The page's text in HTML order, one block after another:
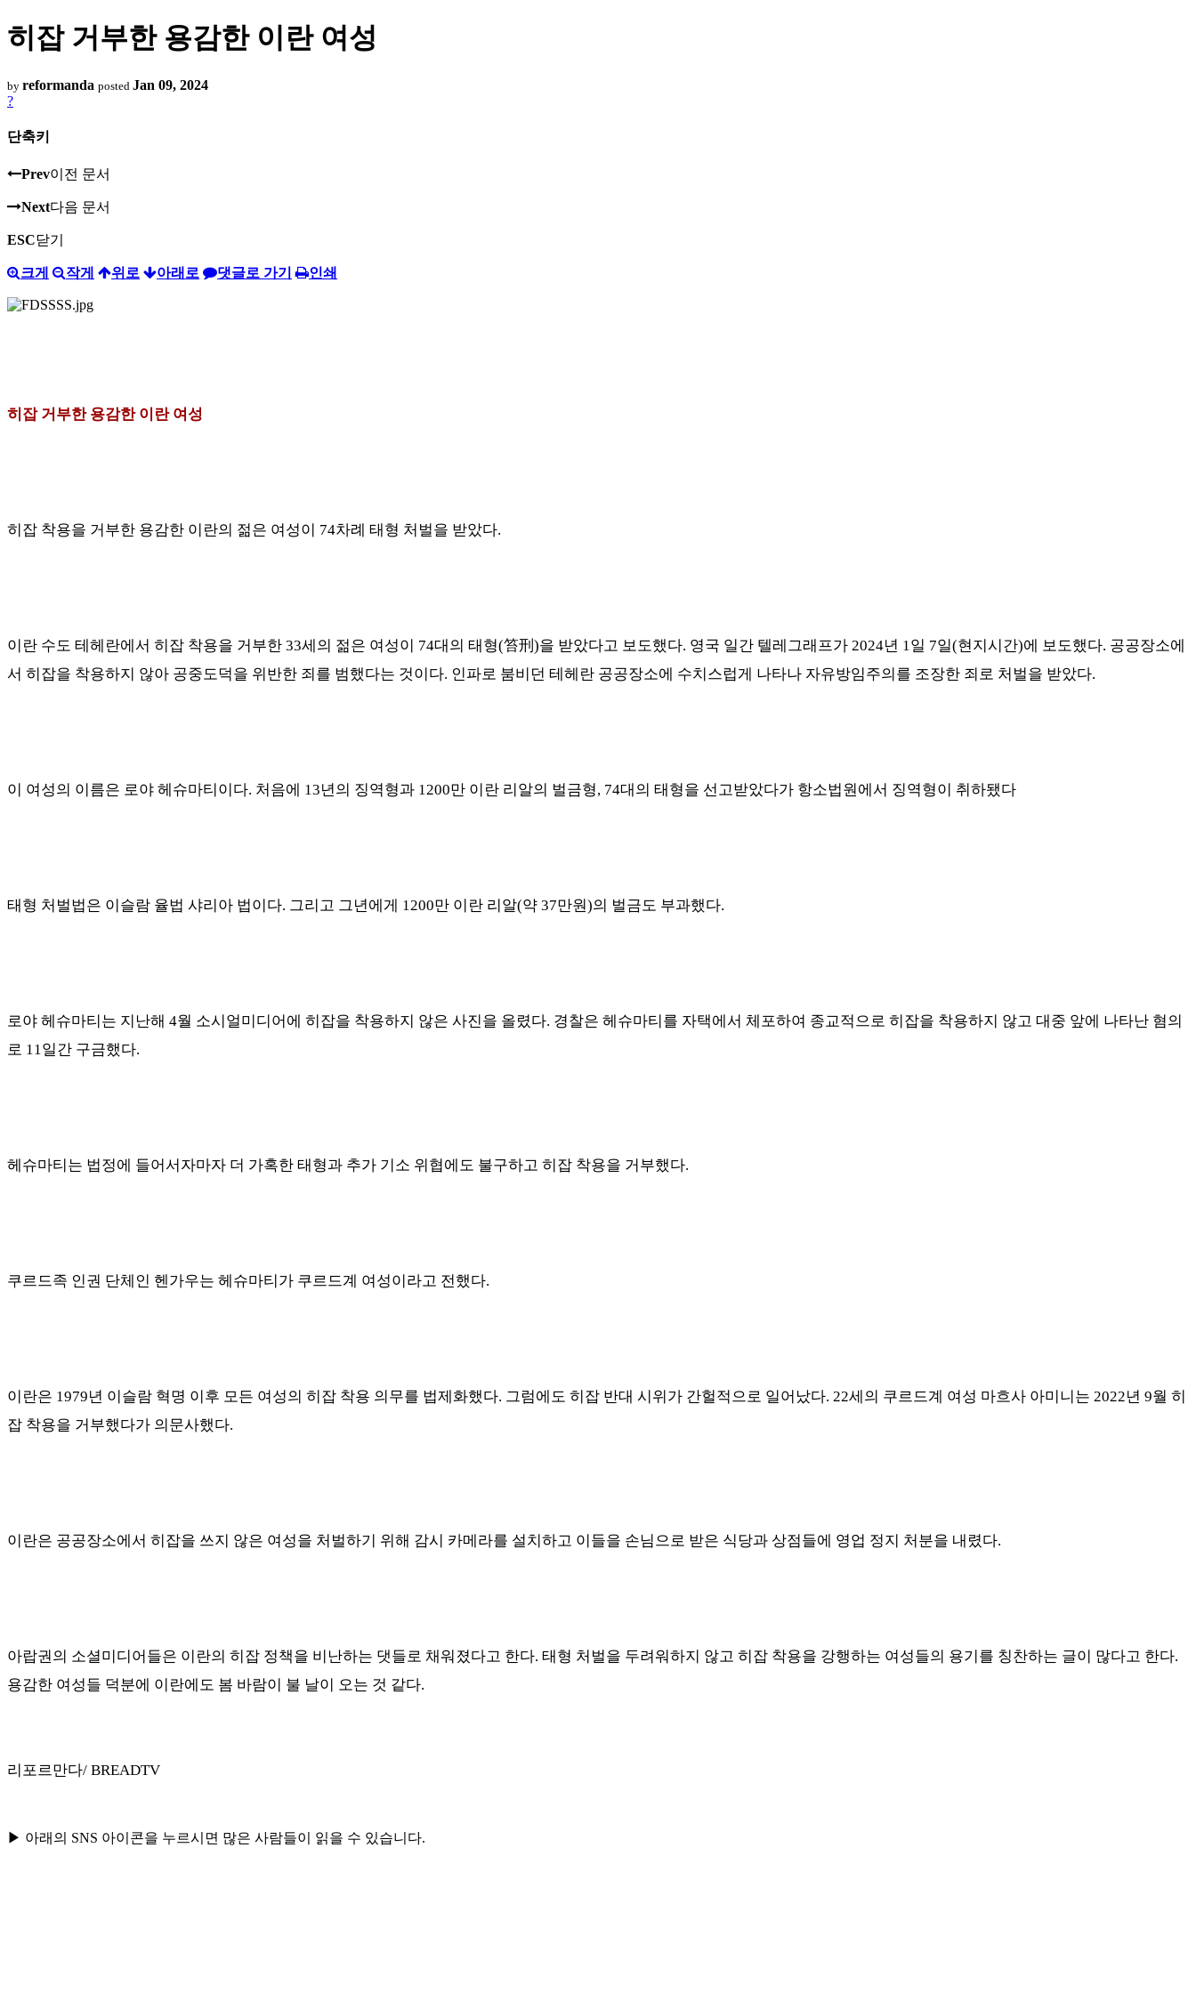
히잡 거부한 용감한 이란 여성
by reformanda posted Jan 09, 2024
?
단축키
Prev이전 문서
Next다음 문서
ESC닫기
크게 작게 위로 아래로 댓글로 가기 인쇄
히잡 거부한 용감한 이란 여성
히잡 착용을 거부한 용감한 이란의 젊은 여성이 74차례 태형 처벌을 받았다.
이란 수도 테헤란에서 히잡 착용을 거부한 33세의 젊은 여성이 74대의 태형(笞刑 )을 받았다고 보도했다. 영국 일간 텔레그래프가 2024년 1일 7일(현지시간)에 보도했다. 공공장소에
서 히잡을 착용하지 않아 공중도덕을 위반한 죄를 범했다는 것이다. 인파로 붐비던 테헤란 공공장소에 수치스럽게 나타나 자유방임주의를 조장한 죄로 처벌을 받았다.
이 여성의 이름은 로야 헤슈마티이다. 처음에 13년의 징역형과 1200만 이란 리알의 벌금형, 74대의 태형을 선고받았다가 항소법원에서 징역형이 취하됐다
태형 처벌법은 이슬람 율법 샤리아 법이다. 그리고 그년에게 1200만 이란 리알(약 37만원)의 벌금도 부과했다.
로야 헤슈마티는 지난해 4월 소시얼미디어에 히잡을 착용하지 않은 사진을 올렸다. 경찰은 헤슈마티를 자택에서 체포하여 종교적으로 히잡을 착용하지 않고 대중 앞에 나타난 혐의
로 11일간 구금했다.
헤슈마티는 법정에 들어서자마자 더 가혹한 태형과 추가 기소 위협에도 불구하고 히잡 착용을 거부했다.
쿠르드족 인권 단체인 헨가우는 헤슈마티가 쿠르드계 여성이라고 전했다.
이란은 1979년 이슬람 혁명 이후 모든 여성의 히잡 착용 의무를 법제화했다. 그럼에도 히잡 반대 시위가 간헐적으로 일어났다. 22세의 쿠르드계 여성 마흐사 아미니는 2022년 9월 히
잡 착용을 거부했다가 의문사했다.
이란은 공공장소에서 히잡을 쓰지 않은 여성을 처벌하기 위해 감시 카메라를 설치하고 이들을 손님으로 받은 식당과 상점들에 영업 정지 처분을 내렸다.
아랍권의 소셜미디어들은 이란의 히잡 정책을 비난하는 댓들로 채워졌다고 한다. 태형 처벌을 두려워하지 않고 히잡 착용을 강행하는 여성들의 용기를 칭찬하는 글이 많다고 한다.
용감한 여성들 덕분에 이란에도 봄 바람이 불 날이 오는 것 같다.
리포르만다/ BREADTV
▶ 아래의 SNS 아이콘을 누르시면 많은 사람들이 읽을 수 있습니다.